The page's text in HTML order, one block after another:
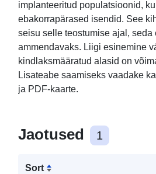
implanteeritud populatsioonid,
ebakorrapärased isendid. See
seisu selle teostumise ajal, seda
ammendavaks. Liigi esinemine
kindlaksmääratud alasid on
Lisateabe saamiseks vaadake
ja PDF-kaarte.
Jaotused 1
Sort